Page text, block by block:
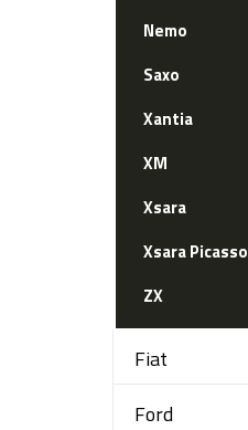
Nemo
Saxo
Xantia
XM
Xsara
Xsara Picasso
ZX
Fiat
Ford